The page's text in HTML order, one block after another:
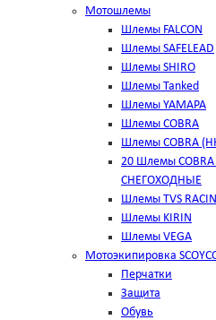
Мотошлемы
Шлемы FALCON
Шлемы SAFELEAD
Шлемы SHIRO
Шлемы Tanked
Шлемы YAMAPA
Шлемы COBRA
Шлемы COBRA
20 Шлемы COBRA
СНЕГОХОДНЫЕ
Шлемы TVS
Шлемы KIRIN
Шлемы VEGA
Мотоэкипировка
Перчатки
Защита
Обувь